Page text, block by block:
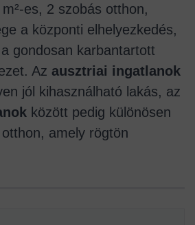
es, 2 szobás otthon,
a központi elhelyezkedés,
gondosan karbantartott
Az ausztriai ingatlanok
jól kihasználható lakás, az
között pedig különösen
amely rögtön